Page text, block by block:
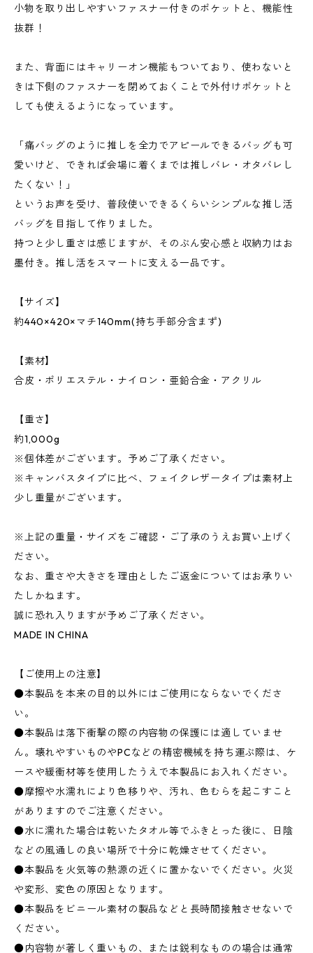
小物を取り出しやすいファスナー付きのポケットと、機能性
抜群！
また、背面にはキャリーオン機能もついており、使わないと
きは下側のファスナーを閉めておくことで外付けポケットと
しても使えるようになっています。
「痛バッグのように推しを全力でアピールできるバッグも可
愛いけど、できれば会場に着くまでは推しバレ・オタバレし
たくない！」
というお声を受け、普段使いできるくらいシンプルな推し活
バッグを目指して作りました。
持つと少し重さは感じますが、そのぶん安心感と収納力はお
墨付き。推し活をスマートに支える一品です。
【サイズ】
約440×420×マチ140mm(持ち手部分含まず)
【素材】
合皮・ポリエステル・ナイロン・亜鉛合金・アクリル
【重さ】
約1,000g
※個体差がございます。予めご了承ください。
※キャンバスタイプに比べ、フェイクレザータイプは素材上
少し重量がございます。
※上記の重量・サイズをご確認・ご了承のうえお買い上げく
ださい。
なお、重さや大きさを理由としたご返金についてはお承りい
たしかねます。
誠に恐れ入りますが予めご了承ください。
MADE IN CHINA
【ご使用上の注意】
●本製品を本来の目的以外にはご使用にならないでくださ
い。
●本製品は落下衝撃の際の内容物の保護には適していませ
ん。壊れやすいものやPCなどの精密機械を持ち運ぶ際は、ケ
ースや緩衝材等を使用したうえで本製品にお入れください。
●摩擦や水濡れにより色移りや、汚れ、色むらを起こすこと
がありますのでご注意ください。
●水に濡れた場合は乾いたタオル等でふきとった後に、日陰
などの風通しの良い場所で十分に乾燥させてください。
●本製品を火気等の熱源の近くに置かないでください。火災
や変形、変色の原因となります。
●本製品をビニール素材の製品などと長時間接触させないで
ください。
●内容物が著しく重いもの、または鋭利なものの場合は通常